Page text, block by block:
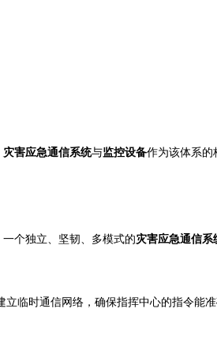
灾害应急通信系统与监控设备作为该体系的
个独立、坚韧、多模式的灾害应急通信系
临时通信网络，确保指挥中心的指令能